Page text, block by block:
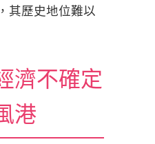
，其歷史地位難以
濟不確定
港